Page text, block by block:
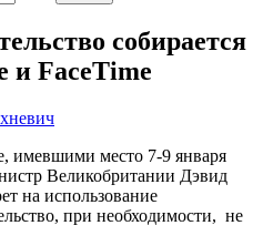
собирается
и FaceTime
имевшими место 7-9 января
Великобритании Дэвид
на использование
при необходимости, не